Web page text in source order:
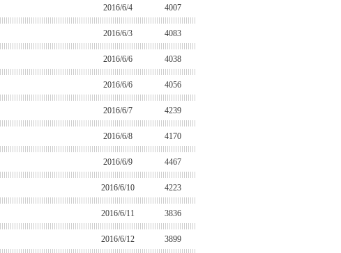
2016/6/4 4007
2016/6/3 4083
2016/6/6 4038
2016/6/6 4056
2016/6/7 4239
2016/6/8 4170
2016/6/9 4467
2016/6/10 4223
2016/6/11 3836
2016/6/12 3899